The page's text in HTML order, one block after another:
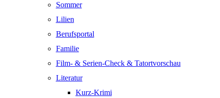
Sommer
Lilien
Berufsportal
Familie
Film- & Serien-Check & Tatortvorschau
Literatur
Kurz-Krimi